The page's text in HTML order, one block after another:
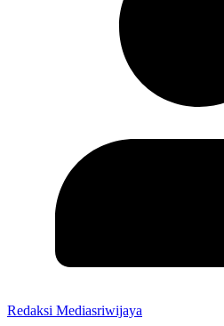
Redaksi Mediasriwijaya